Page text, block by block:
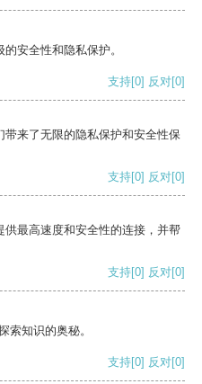
安全性和隐私保护。
支持[0] 反对[0]
来了无限的隐私保护和安全性保
支持[0] 反对[0]
最高速度和安全性的连接，并帮
支持[0] 反对[0]
索知识的奥秘。
支持[0] 反对[0]